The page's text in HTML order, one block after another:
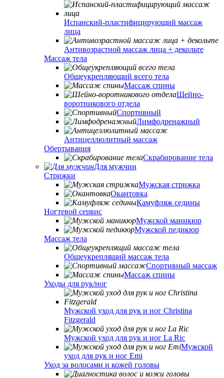
Испанский-пластифицирующий массаж
лица
Антивозрастной массаж лица + декольте
Массаж тела
Общеукрепляющий всего тела
Массаж спины
Шейно-
воротникового отдела
Спортивный
Лимфодренажный
Антицеллюлитный массаж
Обертывания
Скрабирование тела
Для мужчин
Стрижки
Мужская стрижка
Окантовка
Камуфляж седины
Ногтевой сервис
Мужской маникюр
Мужской педикюр
Массаж тела
Общеукреплящий массаж тела
Спортивный массаж
Массаж спины
Уходы для рук/ног
Мужской уход для рук и ног Christina
Fitzgerald
Мужской уход для рук и ног La Ric
Мужской
уход для рук и ног Emi
Уход за волосами и кожей головы